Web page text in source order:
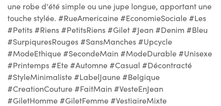
une robe d'été simple ou une jupe longue, apportant une
touche stylée. #RueAmericaine #EconomieSociale #Les
#Petits #Riens #PetitsRiens #Gilet #Jean #Denim #Bleu
#SurpiquresRouges #SansManches #Upcycle
#ModeEthique #SecondeMain #ModeDurable #Unisexe
#Printemps #Ete #Automne #Casual #Décontracté
#StyleMinimaliste #LabelJaune #Belgique
#CreationCouture #FaitMain #VesteEnJean
#GiletHomme #GiletFemme #VestiaireMixte